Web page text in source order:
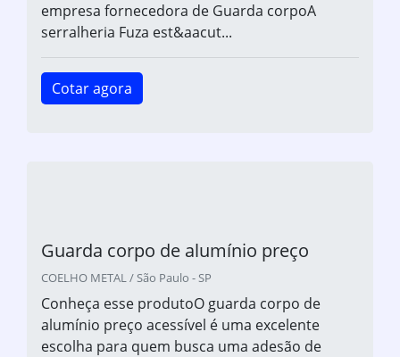
empresa fornecedora de Guarda corpoA
serralheria Fuza est&aacut...
Cotar agora
Guarda corpo de alumínio preço
COELHO METAL / São Paulo - SP
Conheça esse produtoO guarda corpo de
alumínio preço acessível é uma excelente
escolha para quem busca uma adesão de